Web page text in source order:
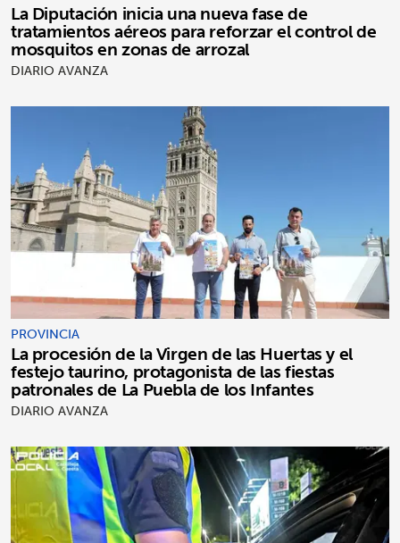
La Diputación inicia una nueva fase de
tratamientos aéreos para reforzar el control de
mosquitos en zonas de arrozal
DIARIO AVANZA
PROVINCIA
La procesión de la Virgen de las Huertas y el
festejo taurino, protagonista de las fiestas
patronales de La Puebla de los Infantes
DIARIO AVANZA